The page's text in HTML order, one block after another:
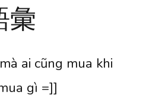
彙
ai cũng mua khi
gì =]]